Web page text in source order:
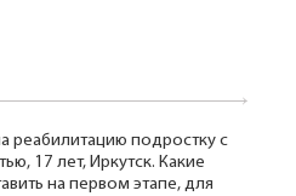
реабилитацию подростку с
17 лет, Иркутск. Какие
на первом этапе, для